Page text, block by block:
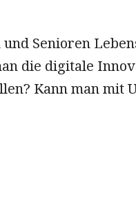
und Senioren
die digitale
Kann man mit